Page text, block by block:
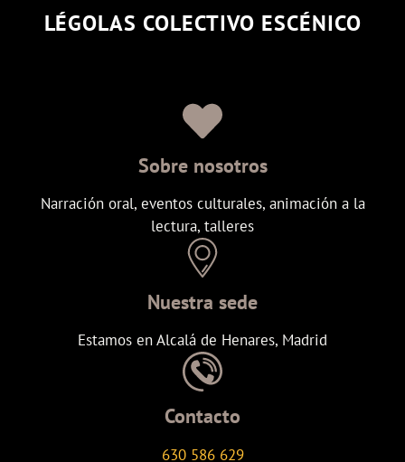
LÉGOLAS COLECTIVO ESCÉNICO
Sobre nosotros
Narración oral, eventos culturales, animación a la
lectura, talleres
Nuestra sede
Estamos en Alcalá de Henares, Madrid
Contacto
630 586 629